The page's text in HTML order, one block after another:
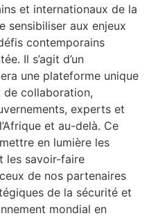
et internationaux de la
sensibiliser aux enjeux
contemporains
Il s’agit d’un
une plateforme unique
collaboration,
experts et
et au-delà. Ce
en lumière les
les savoir-faire
de nos partenaires
de la sécurité et
mondial en